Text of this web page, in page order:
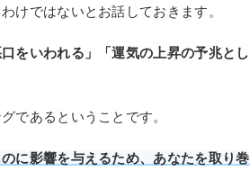
けではないとお話しておきます。
をいわれる」「運気の上昇の予兆とし
であるということです。
に影響を与えるため、あなたを取り巻